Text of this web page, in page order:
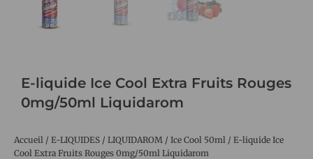
E-liquide Ice Cool Extra Fruits Rouges
0mg/50ml Liquidarom
Accueil / E-LIQUIDES / LIQUIDAROM / Ice Cool 50ml / E-liquide Ice
Cool Extra Fruits Rouges 0mg/50ml Liquidarom